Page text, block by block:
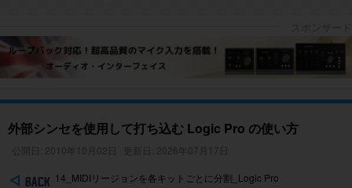
外部シンセを使用して打ち込む Logic Pro の使い方
公開日: 2010年10月02日 更新日: 2026年07月17日
14_MIDIリージョンを各キットごとに分割_Logic Pro